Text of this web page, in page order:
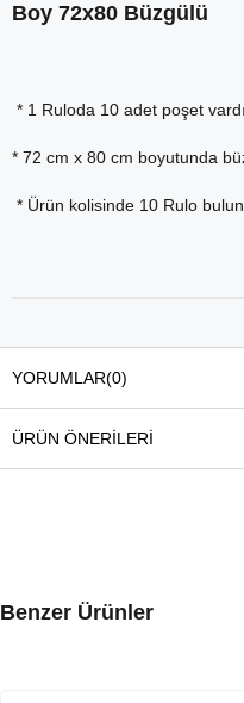
Boy 72x80 Büzgülü
* 1 Ruloda 10 adet poşet
* 72 cm x 80 cm boyutunda
* Ürün kolisinde 10 Rulo
YORUMLAR(0)
ÜRÜN ÖNERILERI
Benzer Ürünler